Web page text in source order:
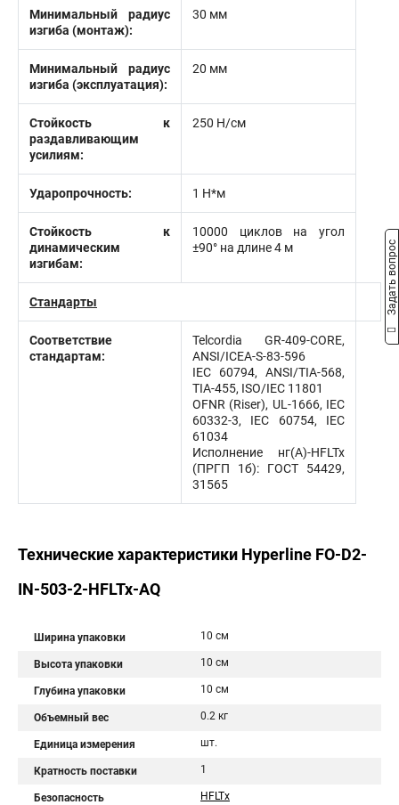
Минимальный радиус
изгиба (монтаж):
30 мм
Минимальный радиус
изгиба (эксплуатация):
20 мм
Стойкость к
раздавливающим
усилиям:
250 Н/см
Ударопрочность: 1 Н*м
Стойкость к
динамическим
изгибам:
10000 циклов на угол
±90° на длине 4 м
Стандарты
Соответствие
стандартам:
Telcordia GR-409-CORE,
ANSI/ICEA-S-83-596
IEC 60794, ANSI/TIA-568,
TIA-455, ISO/IEC 11801
OFNR (Riser), UL-1666, IEC
60332-3, IEC 60754, IEC
61034
Исполнение нг(А)-HFLTx
(ПРГП 1б): ГОСТ 54429,
31565
Технические характеристики Hyperline FO-D2-
IN-503-2-HFLTx-AQ
Ширина упаковки 10 см
Высота упаковки 10 см
Глубина упаковки 10 см
Объемный вес 0.2 кг
Единица измерения шт.
Кратность поставки 1
Безопасность HFLTx
Задать вопрос